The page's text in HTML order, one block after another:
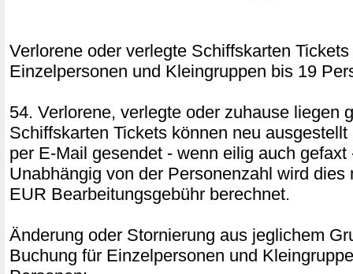
Verlorene oder verlegte Schiffskarten Tickets
Einzelpersonen und Kleingruppen bis 19
54. Verlorene, verlegte oder zuhause liegen
Schiffskarten Tickets können neu
per E-Mail gesendet - wenn eilig auch gefaxt
Unabhängig von der Personenzahl wird dies
EUR Bearbeitungsgebühr berechnet.
Änderung oder Stornierung aus jeglichem
Buchung für Einzelpersonen und